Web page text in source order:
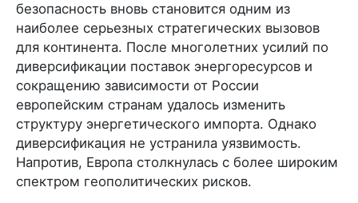
безопасность вновь становится одним из
наиболее серьезных стратегических вызовов
для континента. После многолетних усилий по
диверсификации поставок энергоресурсов и
сокращению зависимости от России
европейским странам удалось изменить
структуру энергетического импорта. Однако
диверсификация не устранила уязвимость.
Напротив, Европа столкнулась с более широким
спектром геополитических рисков.